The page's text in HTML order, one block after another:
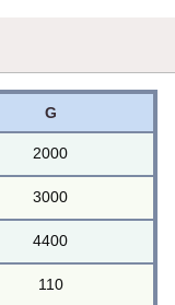
G
2000
3000
4400
110